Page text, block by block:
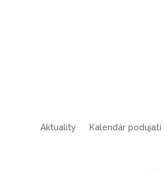
Aktuality Kalendár podujatí